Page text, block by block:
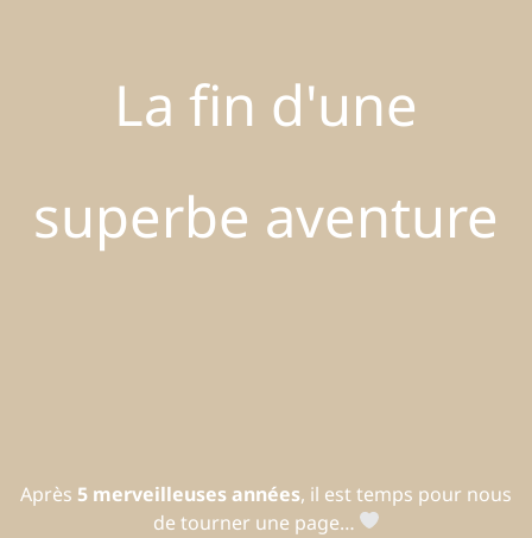
La fin d'une
superbe aventure
Après 5 merveilleuses années, il est temps pour nous
de tourner une page…